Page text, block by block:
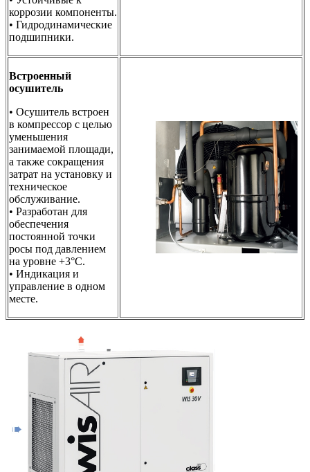
коррозии компоненты.
• Гидродинамические
подшипники.
Встроенный
осушитель
• Осушитель встроен
в компрессор с целью
уменьшения
занимаемой площади,
а также сокращения
затрат на установку и
техническое
обслуживание.
• Разработан для
обеспечения
постоянной точки
росы под давлением
на уровне +3°C.
• Индикация и
управление в одном
месте.